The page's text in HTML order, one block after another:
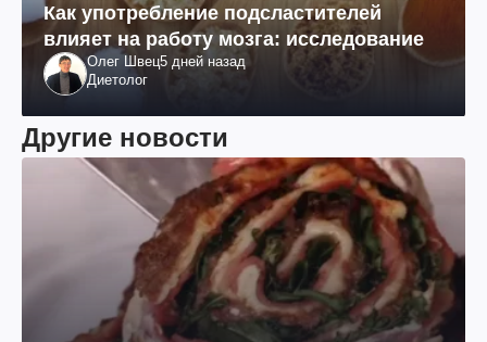
Как употребление подсластителей
влияет на работу мозга: исследование
Олег Швец5 дней назад
Диетолог
Другие новости